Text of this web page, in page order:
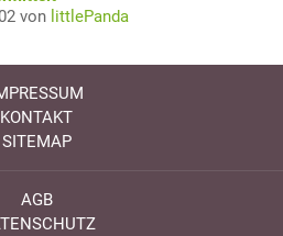
von littlePanda
KONTAKT
SITEMAP
AGB